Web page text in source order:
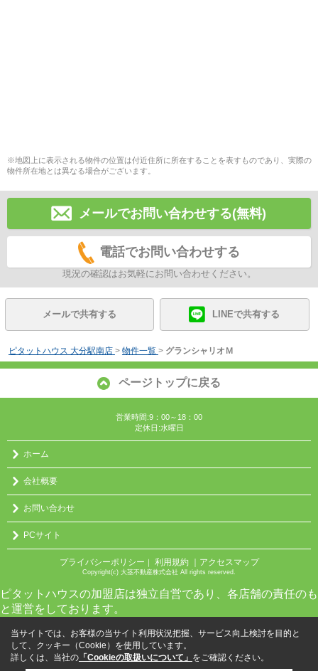
※地図上に表示される物件の位置は付近住所に所在することを表すものであり、実際の
物件所在地とは異なる場合がございます。
メールでお問い合わせする(無料)
電話でお問い合わせする
現況の確認はお気軽にお問い合わせください。
メールで共有する LINEで共有する
ピタットハウス 大分駅南店 > 物件一覧 > グランシャリオＭ
ページトップに戻る
営業時間:9：00～18：00
定休日:水曜日
ホーム
会社概要
お問い合わせ
PCサイト
プライバシーポリシー 利用規約 ｜アクセスマップ
Copyright(c) 大茎不動産株式会社 All rights reserved.
ピタットハウスの加盟店は独立自営であり、各店舗の責任のも
と運営をしております。
当サイトでは、お客様の当サイト利用状況把握、サービス向上検討を目的と
して、クッキー（Cookie）を使用しています。
詳しくは、当社の 「Cookieの取扱いについて」 をご確認ください。